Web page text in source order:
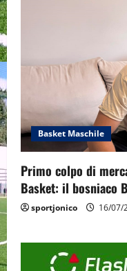
Basket Maschile
Primo colpo di
Basket: il bosniaco
sportjonico 16/07/